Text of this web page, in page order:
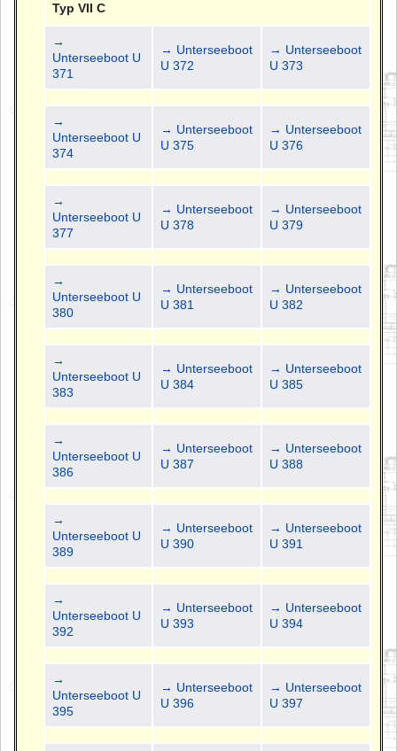
Typ VII C
→
Unterseeboot U
371
→ Unterseeboot
U 372
→ Unterseeboot
U 373
→
Unterseeboot U
374
→ Unterseeboot
U 375
→ Unterseeboot
U 376
→
Unterseeboot U
377
→ Unterseeboot
U 378
→ Unterseeboot
U 379
→
Unterseeboot U
380
→ Unterseeboot
U 381
→ Unterseeboot
U 382
→
Unterseeboot U
383
→ Unterseeboot
U 384
→ Unterseeboot
U 385
→
Unterseeboot U
386
→ Unterseeboot
U 387
→ Unterseeboot
U 388
→
Unterseeboot U
389
→ Unterseeboot
U 390
→ Unterseeboot
U 391
→
Unterseeboot U
392
→ Unterseeboot
U 393
→ Unterseeboot
U 394
→
Unterseeboot U
395
→ Unterseeboot
U 396
→ Unterseeboot
U 397